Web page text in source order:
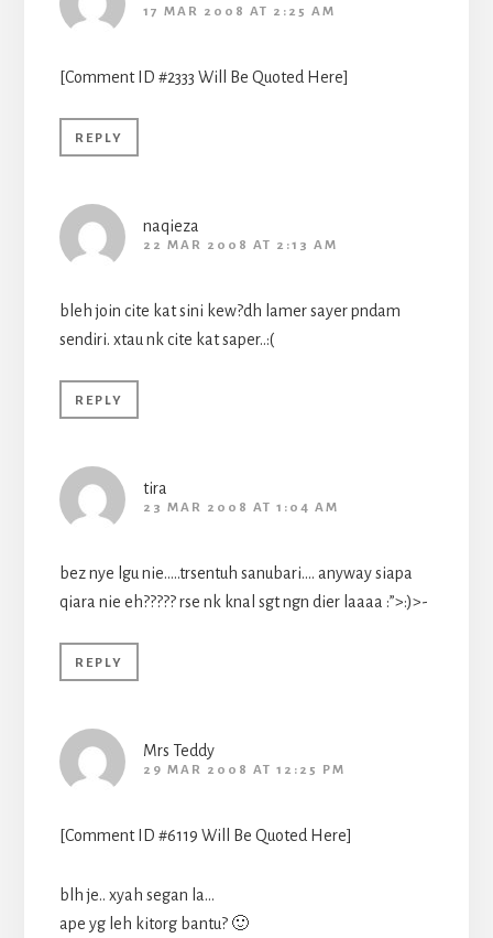
17 MAR 2008 AT 2:25 AM
[Comment ID #2333 Will Be Quoted Here]
REPLY
naqieza
22 MAR 2008 AT 2:13 AM
bleh join cite kat sini kew?dh lamer sayer pndam
sendiri. xtau nk cite kat saper..:(
REPLY
tira
23 MAR 2008 AT 1:04 AM
bez nye lgu nie…..trsentuh sanubari…. anyway siapa
qiara nie eh????? rse nk knal sgt ngn dier laaaa :”>:)>-
REPLY
Mrs Teddy
29 MAR 2008 AT 12:25 PM
[Comment ID #6119 Will Be Quoted Here]
blh je.. xyah segan la…
ape yg leh kitorg bantu? 🙂